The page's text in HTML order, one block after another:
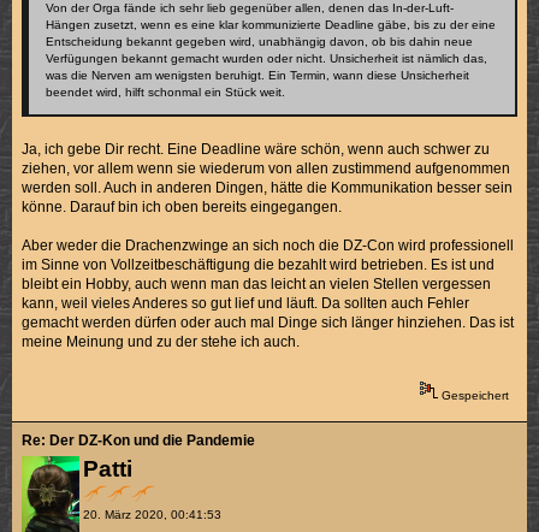
Von der Orga fände ich sehr lieb gegenüber allen, denen das In-der-Luft-
Hängen zusetzt, wenn es eine klar kommunizierte Deadline gäbe, bis zu der eine
Entscheidung bekannt gegeben wird, unabhängig davon, ob bis dahin neue
Verfügungen bekannt gemacht wurden oder nicht. Unsicherheit ist nämlich das,
was die Nerven am wenigsten beruhigt. Ein Termin, wann diese Unsicherheit
beendet wird, hilft schonmal ein Stück weit.
Ja, ich gebe Dir recht. Eine Deadline wäre schön, wenn auch schwer zu
ziehen, vor allem wenn sie wiederum von allen zustimmend aufgenommen
werden soll. Auch in anderen Dingen, hätte die Kommunikation besser sein
könne. Darauf bin ich oben bereits eingegangen.
Aber weder die Drachenzwinge an sich noch die DZ-Con wird professionell
im Sinne von Vollzeitbeschäftigung die bezahlt wird betrieben. Es ist und
bleibt ein Hobby, auch wenn man das leicht an vielen Stellen vergessen
kann, weil vieles Anderes so gut lief und läuft. Da sollten auch Fehler
gemacht werden dürfen oder auch mal Dinge sich länger hinziehen. Das ist
meine Meinung und zu der stehe ich auch.
Gespeichert
Patti
20. März 2020, 00:41:53
Re: Der DZ-Kon und die Pandemie